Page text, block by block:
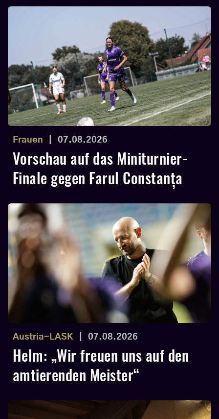
Frauen 07.08.2026
Vorschau auf das Miniturnier-
Finale gegen Farul Constanța
Austria-LASK 07.08.2026
Helm: „Wir freuen uns auf den
amtierenden Meister“